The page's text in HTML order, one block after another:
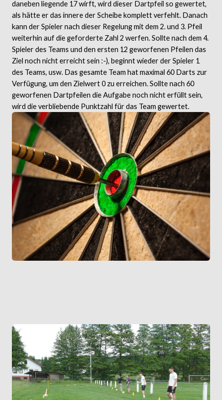
daneben liegende 17 wirft, wird dieser Dartpfeil so gewertet,
als hätte er das innere der Scheibe komplett verfehlt. Danach
kann der Spieler nach dieser Regelung mit dem 2. und 3. Pfeil
weiterhin auf die geforderte Zahl 2 werfen. Sollte nach dem 4.
Spieler des Teams und den ersten 12 geworfenen Pfeilen das
Ziel noch nicht erreicht sein :-), beginnt wieder der Spieler 1
des Teams, usw. Das gesamte Team hat maximal 60 Darts zur
Verfügung, um den Zielwert 0 zu erreichen. Sollte nach 60
geworfenen Dartpfeilen die Aufgabe noch nicht erfüllt sein,
wird die verbliebende Punktzahl für das Team gewertet.